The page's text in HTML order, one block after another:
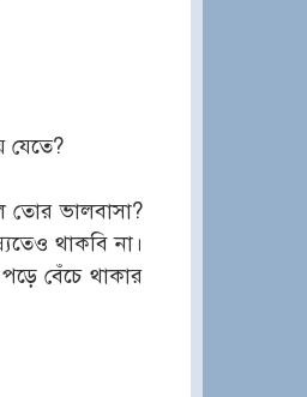
যেতে?
তোর ভালবাসা?
থাকবি না।
বেঁচে থাকার